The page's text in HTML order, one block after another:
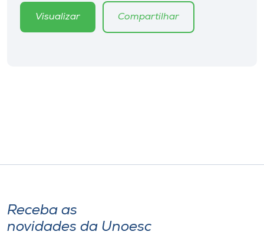
MuseuVisualizar Compartilhar
Receba as
novidades da Unoesc